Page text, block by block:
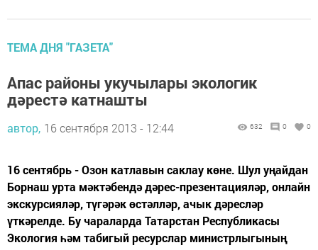
ТЕМА ДНЯ "ГАЗЕТА"
Апас районы укучылары экологик
дәрестә катнашты
автор, 16 сентября 2013 - 12:44 632 0 0
16 сентябрь - Озон катлавын саклау көне. Шул уңайдан
Борнаш урта мәктәбендә дәрес-презентацияләр, онлайн
экскурсияләр, түгәрәк өстәлләр, ачык дәресләр
үткәрелде. Бу чараларда Татарстан Республикасы
Экология һәм табигый ресурслар министрлыгының